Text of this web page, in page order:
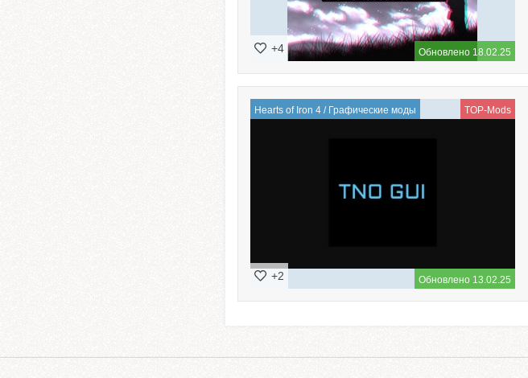
Обновлено 18.02.25
+4
Hearts of Iron 4 / Графические моды TOP-Mods
Обновлено 13.02.25
+2